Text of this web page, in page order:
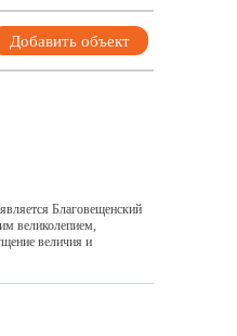
Добавить объект
Благовещенский
великолепием,
величия и